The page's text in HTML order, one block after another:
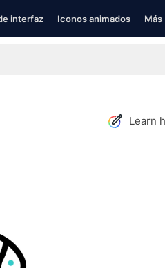
interfaz Iconos animados Más
Learn